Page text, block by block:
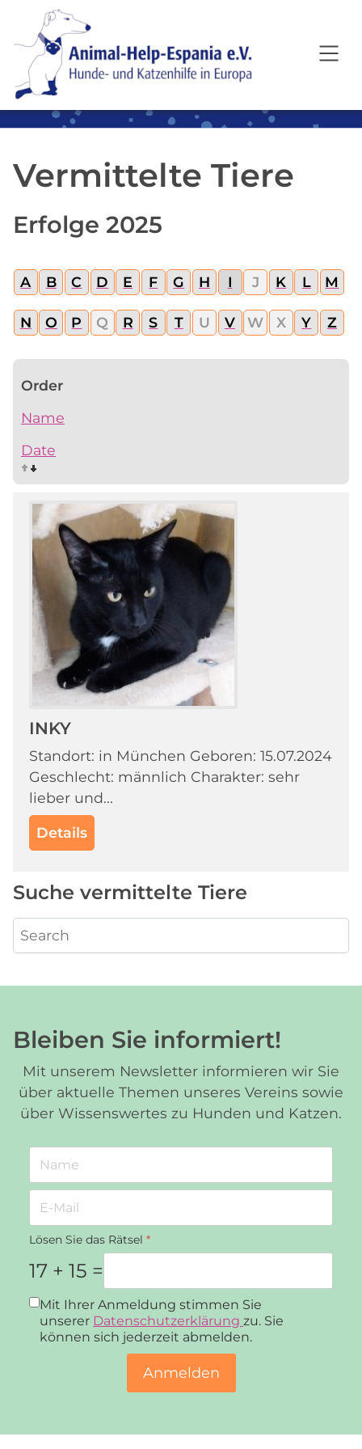
SKIP TO MAIN CONTENT
Vermittelte Tiere
Erfolge 2025
A B C D E F G H I J K L M
N O P Q R S T U V W X Y Z
Order
Name
Date
INKY
Standort: in München Geboren: 15.07.2024
Geschlecht: männlich Charakter: sehr
lieber und...
Details
Suche vermittelte Tiere
Bleiben Sie informiert!
Mit unserem Newsletter informieren wir Sie
über aktuelle Themen unseres Vereins sowie
über Wissenswertes zu Hunden und Katzen.
Lösen Sie das Rätsel *
17 + 15 =
Datenschutz*
Mit Ihrer Anmeldung stimmen Sie
unserer Datenschutzerklärung zu. Sie
können sich jederzeit abmelden.
Anmelden